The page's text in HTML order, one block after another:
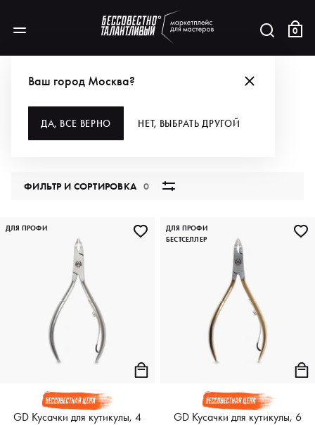
0
Ваш город Москва?
ДА, ВСЕ ВЕРНО НЕТ, ВЫБРАТЬ ДРУГОЙ
КУСАЧКИ
ФИЛЬТР И СОРТИРОВКА0
GD Кусачки для кутикулы, 4
ДЛЯ ПРОФИ
GD Кусачки для кутикулы, 6
ДЛЯ ПРОФИ
БЕСТСЕЛЛЕР